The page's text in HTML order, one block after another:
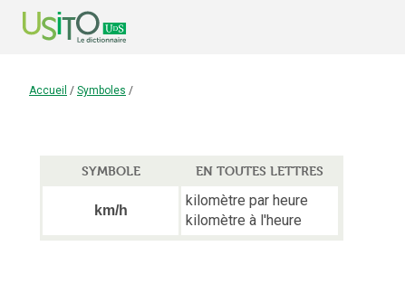
Accueil / Symboles /
SYMBOLE EN TOUTES LETTRES
km/h
kilomètre par heure
kilomètre à l'heure